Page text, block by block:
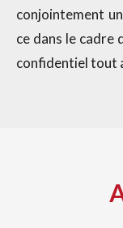
conjointement
ce dans le cadre
confidentiel tout